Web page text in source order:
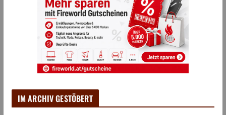
IM ARCHIV GESTÖBERT